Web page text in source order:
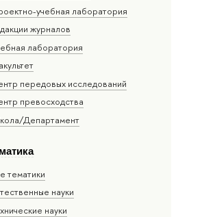
учебная лаборатория
журналов
лаборатория
передовых исследований
превосходства
Департамент
тематики
науки
науки